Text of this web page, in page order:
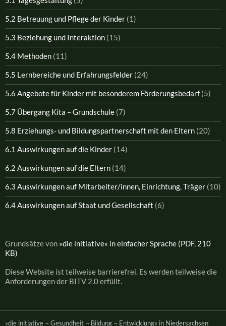
5.2 Betreuung und Pflege der Kinder (1)
5.3 Beziehung und Interaktion (15)
5.4 Methoden (11)
5.5 Lernbereiche und Erfahrungsfelder (24)
5.6 Angebote für Kinder mit besonderem Förderungsbedarf (5)
5.7 Übergang Kita – Grundschule (7)
5.8 Erziehungs- und Bildungspartnerschaft mit den Eltern (20)
6.1 Auswirkungen auf die Kinder (14)
6.2 Auswirkungen auf die Eltern (14)
6.3 Auswirkungen auf Mitarbeiter/innen, Einrichtung, Träger (10)
6.4 Auswirkungen auf Staat und Gesellschaft (6)
Grundsätze von »die initiative« in einfacher Sprache (PDF, 210
KB)
Diese Website ist teilweise barrierefrei. Es werden teilweise die
Anforderungen der BITV 2.0 erfüllt.
»die initiative ¬ Gesundheit ¬ Bildung ¬ Entwicklung« in Niedersachsen